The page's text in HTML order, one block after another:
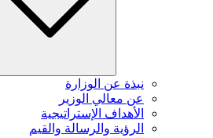
نبذة عن الوزارة
عن معالي الوزير
الأهداف الإستراتيجية
الرؤية والرسالة والقيم